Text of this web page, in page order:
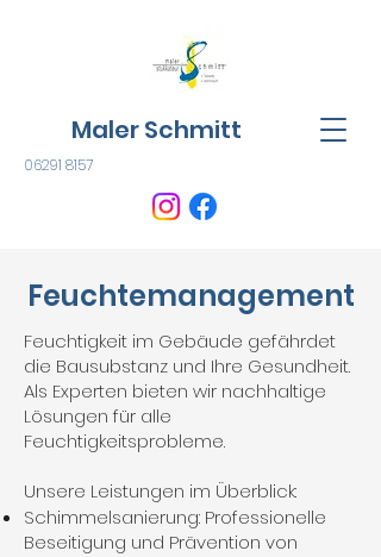
Maler Schmitt
06291 8157
Feuchtemanagement
Feuchtigkeit im Gebäude gefährdet
die Bausubstanz und Ihre Gesundheit.
Als Experten bieten wir nachhaltige
Lösungen für alle
Feuchtigkeitsprobleme.
Unsere Leistungen im Überblick:
Schimmelsanierung: Professionelle
Beseitigung und Prävention von